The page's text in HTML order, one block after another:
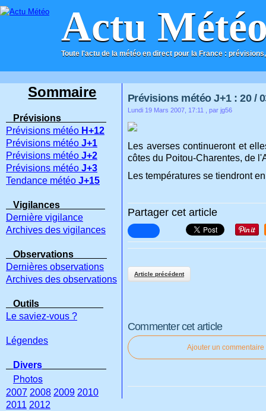
Actu
Toute l'actu de la météo en direct pour la France :
ACCUEIL CONTACT
Prévisions météo J+1 : 20 /
Lundi 19 Mars 2007, 17:11 , par jg56
Les averses continueront et
côtes du Poitou-Charentes, de
Les températures se tiendront
Partager cet article
Article précédent
Commenter cet article
Ajouter un commentaire
Sommaire
Prévisions
Prévisions météo H+12
Prévisions météo J+1
Prévisions météo J+2
Prévisions météo J+3
Tendance météo J+15
Vigilances
Dernière vigilance
Archives des vigilances
Observations
Dernières observations
Archives des observations
Outils
Le saviez-vous ?
Légendes
Divers
Photos
2007 2008 2009 2010
2011 2012